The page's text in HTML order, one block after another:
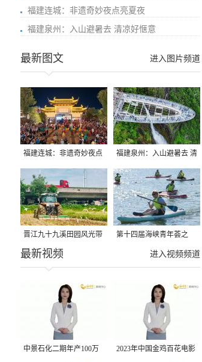
福建连城：非遗奇妙夜点亮夏夜
福建泉州：入山避暑去 清凉好惬意
进入图片频道
最新图文
福建连城：非遗奇妙夜点
亮夏夜
福建泉州：入山避暑去 清
凉好惬意
晋江九十九溪田园风光带
千亩早稻迎来成熟收割季
第十四届海峡青年荟之
2026榕台青年大学生水上
进入视频频道
最新视频
中景石化二期年产100万 2023年中国金鸡百花电影